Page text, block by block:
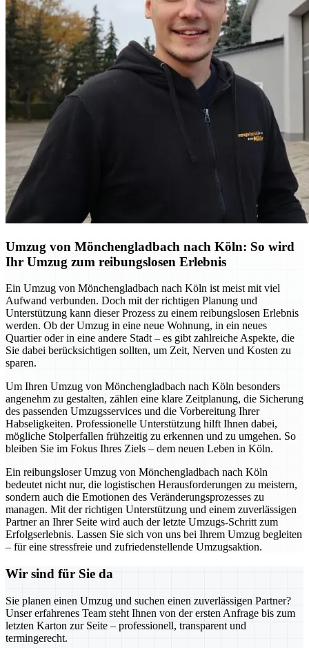
Umzug von Mönchengladbach nach Köln: So wird
Ihr Umzug zum reibungslosen Erlebnis
Ein Umzug von Mönchengladbach nach Köln ist meist mit viel
Aufwand verbunden. Doch mit der richtigen Planung und
Unterstützung kann dieser Prozess zu einem reibungslosen Erlebnis
werden. Ob der Umzug in eine neue Wohnung, in ein neues
Quartier oder in eine andere Stadt – es gibt zahlreiche Aspekte, die
Sie dabei berücksichtigen sollten, um Zeit, Nerven und Kosten zu
sparen.
Um Ihren Umzug von Mönchengladbach nach Köln besonders
angenehm zu gestalten, zählen eine klare Zeitplanung, die Sicherung
des passenden Umzugsservices und die Vorbereitung Ihrer
Habseligkeiten. Professionelle Unterstützung hilft Ihnen dabei,
mögliche Stolperfallen frühzeitig zu erkennen und zu umgehen. So
bleiben Sie im Fokus Ihres Ziels – dem neuen Leben in Köln.
Ein reibungsloser Umzug von Mönchengladbach nach Köln
bedeutet nicht nur, die logistischen Herausforderungen zu meistern,
sondern auch die Emotionen des Veränderungsprozesses zu
managen. Mit der richtigen Unterstützung und einem zuverlässigen
Partner an Ihrer Seite wird auch der letzte Umzugs-Schritt zum
Erfolgserlebnis. Lassen Sie sich von uns bei Ihrem Umzug begleiten
– für eine stressfreie und zufriedenstellende Umzugsaktion.
Wir sind für Sie da
Sie planen einen Umzug und suchen einen zuverlässigen Partner?
Unser erfahrenes Team steht Ihnen von der ersten Anfrage bis zum
letzten Karton zur Seite – professionell, transparent und
termingerecht.